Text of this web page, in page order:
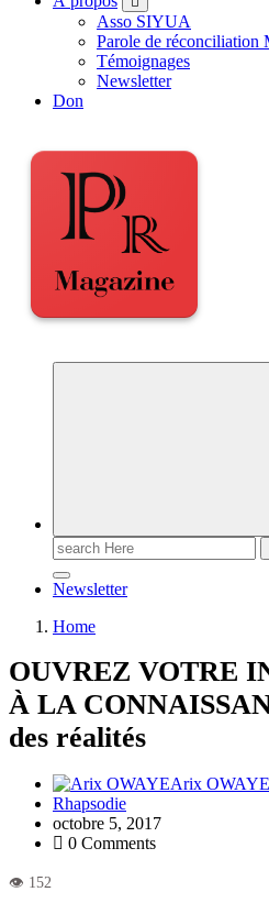
Asso SIYUA
Parole de réconciliation
Témoignages
Newsletter
Don
Newsletter
Home
OUVREZ VOTRE
À LA
des réalités
Arix OWAYE
Rhapsodie
octobre 5, 2017
0 Comments